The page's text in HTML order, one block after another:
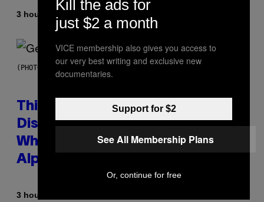
3 hours ago
(PHOTO BY TAYLOR HILL/GETTY IMAGES)
This Researcher Accidentally
Discovered the New ‘Millennial
Whoop’ of Pop Music: The Gen
Alpha Melody
3 hours ago
Kill the ads for
just $2 a month
VICE membership also gives you access to
our very best writing and exclusive new
documentaries.
Support for $2
See All Membership Plans
Or, continue for free